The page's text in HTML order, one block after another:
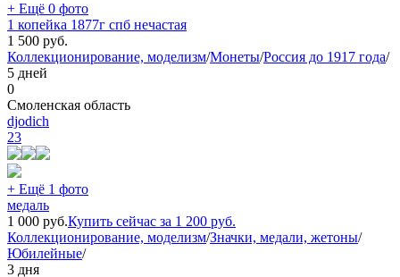
+ Ещё 0 фото
1 копейка 1877г спб нечастая
1 500 руб.
Коллекционирование, моделизм/Монеты/Россия до 1917 года/
5 дней
0
Смоленская область
djodich
23
+ Ещё 1 фото
медаль
1 000 руб.Купить сейчас за 1 200 руб.
Коллекционирование, моделизм/Значки, медали, жетоны/
Юбилейные/
3 дня